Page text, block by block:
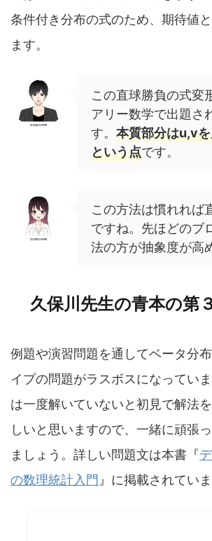
条件付き分布の式のため、期待値
ます。
この直球勝負の式変
アリー数学で出題さ
す。 本質部分はu,v
という点です。
この方法は慣れれば
ですね。先ほどのブ
法の方が抽象度が高
久保川先生の青本の第
例題や演習問題を通してベータ分
イプの問題がラスボスになってい
は一度解いていないと初見で解法
しいと思いますので、一緒に頑張
ましょう。詳しい問題文は本書『
の数理統計入門 』に掲載されていま